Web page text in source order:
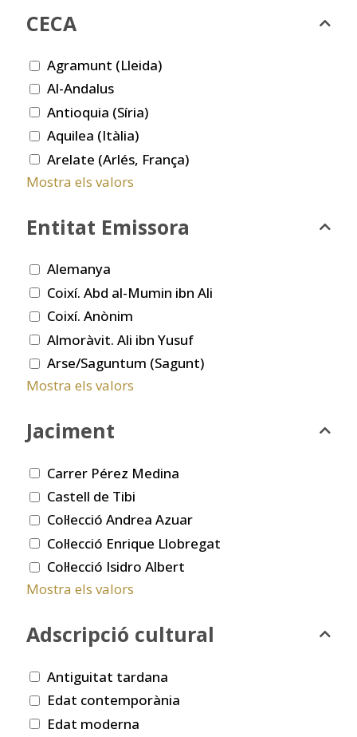
CECA
Agramunt (Lleida)
Al-Andalus
Antioquia (Síria)
Aquilea (Itàlia)
Arelate (Arlés, França)
Mostra els valors
Entitat Emissora
Alemanya
Coixí. Abd al-Mumin ibn Ali
Coixí. Anònim
Almoràvit. Ali ibn Yusuf
Arse/Saguntum (Sagunt)
Mostra els valors
Jaciment
Carrer Pérez Medina
Castell de Tibi
Col·lecció Andrea Azuar
Col·lecció Enrique Llobregat
Col·lecció Isidro Albert
Mostra els valors
Adscripció cultural
Antiguitat tardana
Edat contemporània
Edat moderna